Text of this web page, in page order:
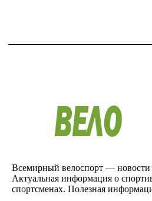
Всемирный велоспорт — новости
Актуальная информация о
спортсменах. Полезная